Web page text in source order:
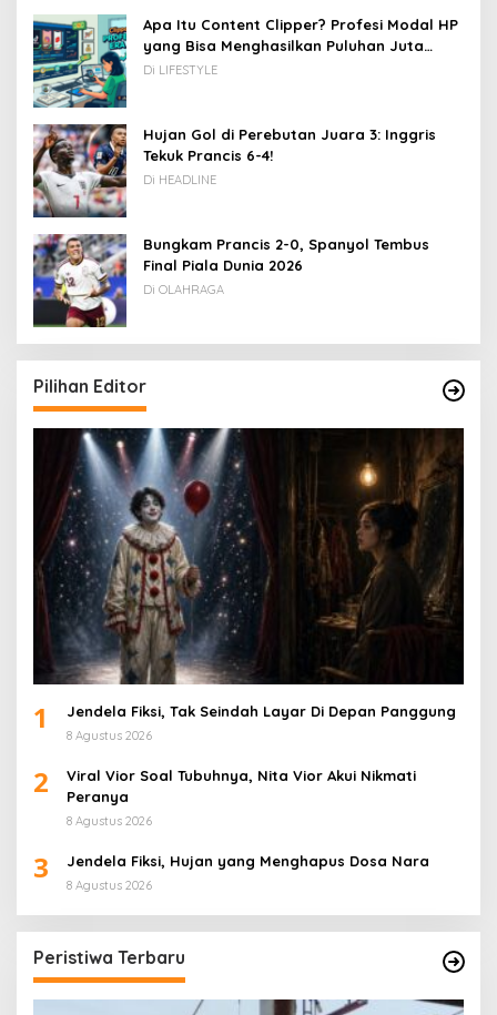
Apa Itu Content Clipper? Profesi Modal HP
yang Bisa Menghasilkan Puluhan Juta
Rupiah
Di LIFESTYLE
Hujan Gol di Perebutan Juara 3: Inggris
Tekuk Prancis 6-4!
Di HEADLINE
Bungkam Prancis 2-0, Spanyol Tembus
Final Piala Dunia 2026
Di OLAHRAGA
Pilihan Editor
1 Jendela Fiksi, Tak Seindah Layar Di Depan Panggung
8 Agustus 2026
2
Viral Vior Soal Tubuhnya, Nita Vior Akui Nikmati
Peranya
8 Agustus 2026
3 Jendela Fiksi, Hujan yang Menghapus Dosa Nara
8 Agustus 2026
Peristiwa Terbaru